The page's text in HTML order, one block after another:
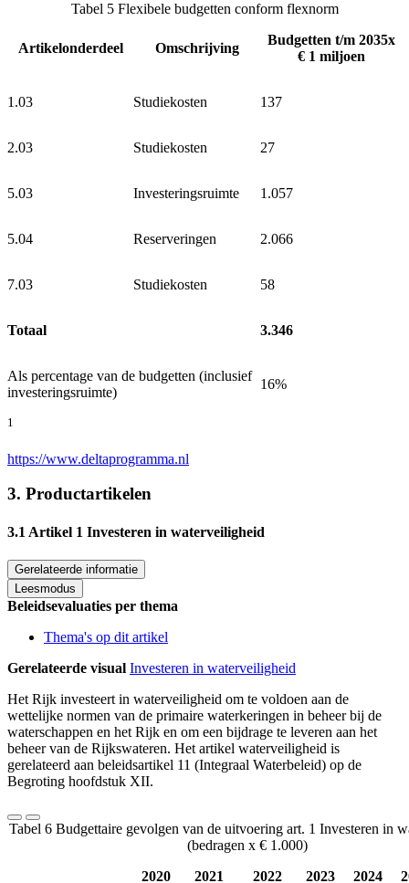
Tabel 5 Flexibele budgetten conform flexnorm
Artikelonderdeel Omschrijving
Budgetten t/m 2035x
€ 1 miljoen
1.03 Studiekosten 137
2.03 Studiekosten 27
5.03 Investeringsruimte 1.057
5.04 Reserveringen 2.066
7.03 Studiekosten 58
Totaal 3.346
Als percentage van de budgetten (inclusief
investeringsruimte)
16%
1
https://www.deltaprogramma.nl
3. Productartikelen
3.1 Artikel 1 Investeren in waterveiligheid
Gerelateerde informatie
Leesmodus
Beleidsevaluaties per thema
Thema's op dit artikel
Gerelateerde visual Investeren in waterveiligheid
Het Rijk investeert in waterveiligheid om te voldoen aan de
wettelijke normen van de primaire waterkeringen in beheer bij de
waterschappen en het Rijk en om een bijdrage te leveren aan het
beheer van de Rijkswateren. Het artikel waterveiligheid is
gerelateerd aan beleidsartikel 11 (Integraal Waterbeleid) op de
Begroting hoofdstuk XII.
Tabel 6 Budgettaire gevolgen van de uitvoering art. 1 Investeren in
(bedragen x € 1.000)
2020
2021 2022 2023 2024